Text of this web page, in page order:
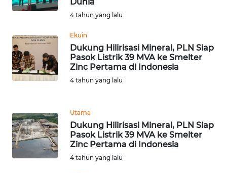
4 tahun yang lalu
Ekuin
Dukung Hilirisasi Mineral, PLN Siap
Pasok Listrik 39 MVA ke Smelter
Zinc Pertama di Indonesia
4 tahun yang lalu
Utama
Dukung Hilirisasi Mineral, PLN Siap
Pasok Listrik 39 MVA ke Smelter
Zinc Pertama di Indonesia
4 tahun yang lalu
WN
TAPANULI
WN
SAMOSIR
WN
SUMEDANG